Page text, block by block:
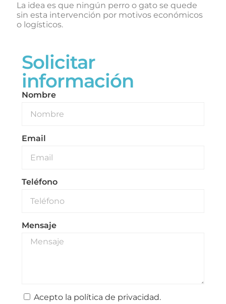
La idea es que ningún perro o gato se quede
sin esta intervención por motivos económicos
o logísticos.
Solicitar
información
Nombre
Email
Teléfono
Mensaje
Acepto la política de privacidad.